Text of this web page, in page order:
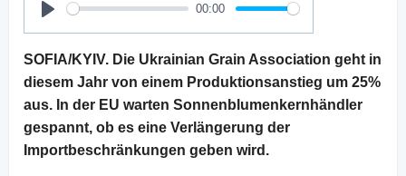
Play
00:00
SOFIA/KYIV. Die Ukrainian Grain Association geht in
diesem Jahr von einem Produktionsanstieg um 25%
aus. In der EU warten Sonnenblumenkernhändler
gespannt, ob es eine Verlängerung der
Importbeschränkungen geben wird.